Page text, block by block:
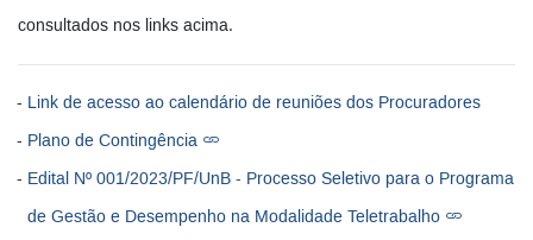
consultados nos links acima.
Link de acesso ao calendário de reuniões dos Procuradores
Plano de Contingência
Edital Nº 001/2023/PF/UnB - Processo Seletivo para o Programa
de Gestão e Desempenho na Modalidade Teletrabalho